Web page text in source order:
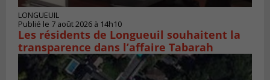
LONGUEUIL
Publié le 7 août 2026 à 14h10
Les résidents de Longueuil souhaitent la
transparence dans l’affaire Tabarah